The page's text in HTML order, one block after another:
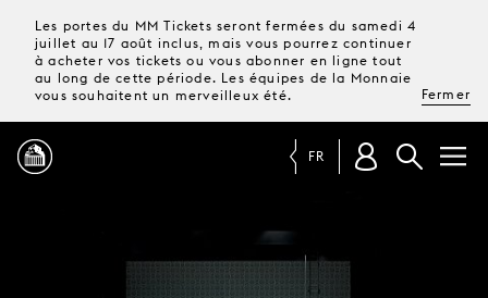
Les portes du MM Tickets seront fermées du samedi 4
juillet au 17 août inclus, mais vous pourrez continuer
à acheter vos tickets ou vous abonner en ligne tout
au long de cette période. Les équipes de la Monnaie
vous souhaitent un merveilleux été.
Fermer
FR